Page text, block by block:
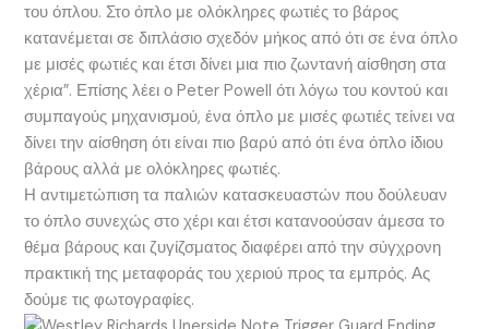
του όπλου. Στο όπλο με ολόκληρες φωτιές το βάρος
κατανέμεται σε διπλάσιο σχεδόν μήκος από ότι σε ένα όπλο
με μισές φωτιές και έτσι δίνει μια πιο ζωντανή αίσθηση στα
χέρια”. Επίσης λέει ο Peter Powell ότι λόγω του κοντού και
συμπαγούς μηχανισμού, ένα όπλο με μισές φωτιές τείνει να
δίνει την αίσθηση ότι είναι πιο βαρύ από ότι ένα όπλο ίδιου
βάρους αλλά με ολόκληρες φωτιές.
Η αντιμετώπιση τα παλιών κατασκευαστών που δούλευαν
το όπλο συνεχώς στο χέρι και έτσι κατανοούσαν άμεσα το
θέμα βάρους και ζυγίζσματος διαφέρει από την σύγχρονη
πρακτική της μεταφοράς του χεριού προς τα εμπρός. Ας
δούμε τις φωτογραφίες.